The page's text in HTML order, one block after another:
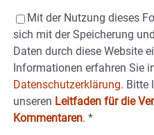
Mit der Nutzung dieses
sich mit der Speicherung
Daten durch diese Website
Informationen erfahren Sie
Datenschutzerklärung. Bitte
unseren Leitfaden für die
Kommentaren. *